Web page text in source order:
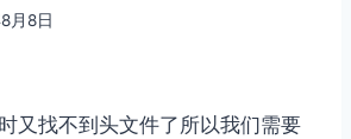
月8日
又找不到头文件了所以我们需要